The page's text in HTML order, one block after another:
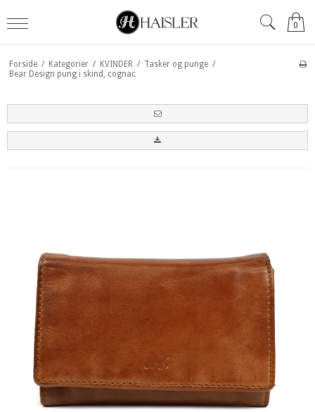
0
Forside / Kategorier / KVINDER / Tasker og punge /
Bear Design pung i skind, cognac